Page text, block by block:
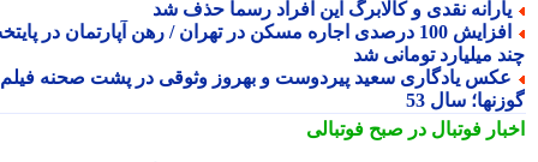
نقدی و کالابرگ این افراد رسما حذف شد
افزایش 100 درصدی اجاره مسکن در تهران / رهن آپارتمان در پایتخت
میلیارد تومانی شد
یادگاری سعید پیردوست و بهروز وثوقی در پشت صحنه فیلم
سال 53
فوتبال در صبح فوتبالی